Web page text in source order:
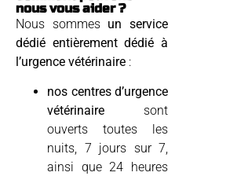
nous vous aider ?
Nous sommes un service
dédié entièrement dédié à
l’urgence vétérinaire :
nos centres d’urgence
vétérinaire sont
ouverts toutes les
nuits, 7 jours sur 7,
ainsi que 24 heures